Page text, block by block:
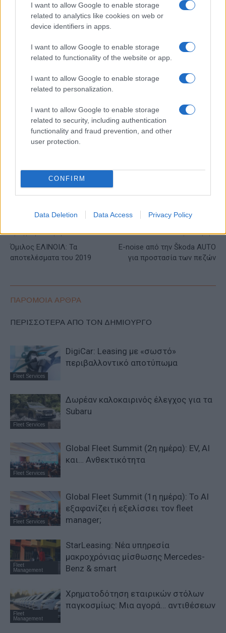
I want to allow Google to enable storage
related to analytics like cookies on web or
device identifiers in apps.
I want to allow Google to enable storage
related to functionality of the website or app.
I want to allow Google to enable storage
related to personalization.
I want to allow Google to enable storage
related to security, including authentication
functionality and fraud prevention, and other
user protection.
CONFIRM
Data Deletion Data Access Privacy Policy
18η συνεχόμενη χρονιά για τον ΟΤΕ στη διεθνή σειρά
δεικτών FTSE4Good
Alpha Bank: Για πρώτη φορά το Αρχαίο Θέατρο Επιδαύρου
άνοιξε τις πύλες του σε όλους
ΕΤΙΚΕΤΕΣ Goodyear
Προηγούμενο άρθρο
Όμιλος ΕΛΙΝΟΙΛ: Τα
αποτελέσματα του 2019
Επόμενο άρθρο
E-noise από την Škoda AUTO
για προστασία των πεζών
ΠΑΡΟΜΟΙΑ ΑΡΘΡΑ
ΠΕΡΙΣΣΟΤΕΡΑ ΑΠΟ ΤΟΝ ΔΗΜΙΟΥΡΓΟ
Fleet Services
DigiCar: Leasing με «σωστό»
περιβαλλοντικό αποτύπωμα
Fleet Services
Δωρέαν καλοκαιρινός έλεγχος για τα
Subaru
Fleet Services
Global Fleet Summit (2η ημέρα): EV, AI
και… Ανθεκτικότητα
Fleet Services
Global Fleet Summit (1η ημέρα): Το ΑΙ
εξαφανίζει ή εξελίσσει τον fleet
manager;
Fleet
Management
StarLeasing: Νέα υπηρεσία
μακροχρόνιας μίσθωσης Mercedes-
Benz & smart
Fleet
Management
Χρηματοδότηση εταιρικών στόλων
παγκοσμίως: Μια αγορά… αντιθέσεων